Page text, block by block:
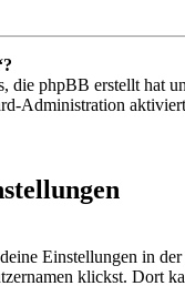
die phpBB erstellt hat
Administration
Einstellungen in
klickst. Dort